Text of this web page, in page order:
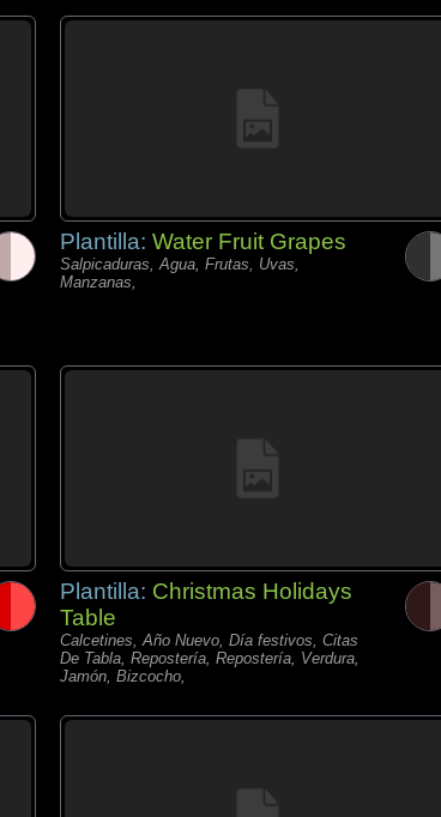
Plantilla: Water Fruit Grapes
Salpicaduras, Agua, Frutas, Uvas,
Manzanas,
Plantilla: Christmas Holidays
Table
Calcetines, Año Nuevo, Día festivos, Citas
De Tabla, Repostería, Repostería, Verdura,
Jamón, Bizcocho,